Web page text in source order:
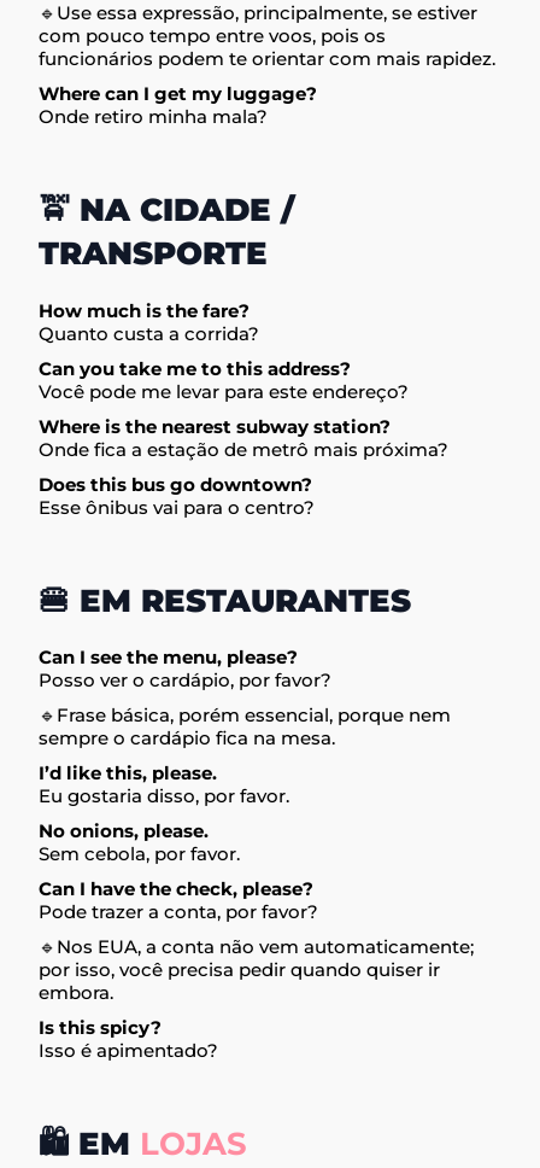
🔹Use essa expressão, principalmente, se estiver
com pouco tempo entre voos, pois os
funcionários podem te orientar com mais rapidez.
Where can I get my luggage?
Onde retiro minha mala?
🚖 NA CIDADE /
TRANSPORTE
How much is the fare?
Quanto custa a corrida?
Can you take me to this address?
Você pode me levar para este endereço?
Where is the nearest subway station?
Onde fica a estação de metrô mais próxima?
Does this bus go downtown?
Esse ônibus vai para o centro?
🍔 EM RESTAURANTES
Can I see the menu, please?
Posso ver o cardápio, por favor?
🔹Frase básica, porém essencial, porque nem
sempre o cardápio fica na mesa.
I’d like this, please.
Eu gostaria disso, por favor.
No onions, please.
Sem cebola, por favor.
Can I have the check, please?
Pode trazer a conta, por favor?
🔹Nos EUA, a conta não vem automaticamente;
por isso, você precisa pedir quando quiser ir
embora.
Is this spicy?
Isso é apimentado?
🛍️ EM LOJAS